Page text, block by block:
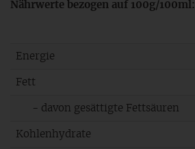
Nährwerte bezogen auf 100g/100ml:
Energie
Fett
- davon gesättigte Fettsäuren
Kohlenhydrate